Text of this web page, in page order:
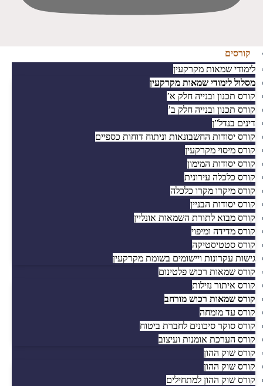
קורסים
לימודי שמאות מקרקעין
מסלול לימודי שמאות מקרקעין
קורס תכנון ובנייה חלק א’
קורס תכנון ובנייה חלק ב’
דינים בנדל”ן
קורס יסודות החשבונאות וניתוח דוחות כספיים
קורס מיסוי מקרקעין
קורס יסודות המימון
קורס כלכלה עירונית
קורס מיקרו מקרו כלכלה
קורס יסודות הבניין
קורס מבוא לתורת השמאות אונליין
קורס מדידה ומיפוי
קורס סטטיסטיקה
גישות עקרונות ויישומים בשומת מקרקעין
קורס שמאות רכוש פלטינום
קורס איתור נזילות
קורס שמאות רכוש מורחב
קורס עד מומחה
קורס סוקר סיכונים לחברת ביטוח
קורס הערכת אומנות ועיצוב
קורס שוק ההון
קורס שוק ההון
קורס שוק ההון למתחילים